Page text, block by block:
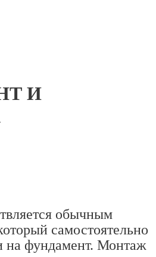
И
обычным
самостоятельно
на фундамент. Монтаж